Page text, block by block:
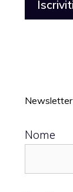
Newsletter
Nome